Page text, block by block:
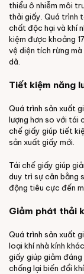
thiểu ô nhiễm môi
thải giấy. Quá trình
chất độc hại và khí
kiệm được khoảng
vệ diện tích rừng
dã.
Tiết kiệm năng
Quá trình sản xuất
lượng hơn so với tái
chế giấy giúp tiết
sản xuất giấy mới.
Tái chế giấy giúp
duy trì sự cân bằng
động tiêu cực đến
Giảm phát thải
Quá trình sản xuất
loại khí nhà kính
giấy giúp giảm
chống lại biến đổi khí